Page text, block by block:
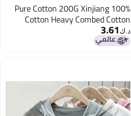
100% Pure Cotton 200G Xinjiang
Cotton Heavy Combed Cotton
Round Neck Bottoming T-Shirt
Short-Sleeved T-Shirt For Men
د.ك‏3.61